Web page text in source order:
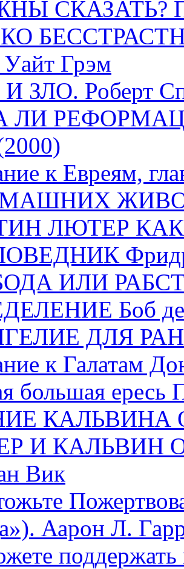
СКАЗАТЬ?
Грэм
ЗЛО. Роберт
ЛИ
к Евреям,
ЛЮТЕР
ИЛИ
Боб де
ДЛЯ
к Галатам
большая ересь
КАЛЬВИНА
И КАЛЬВИН
Вик
Аарон Л.